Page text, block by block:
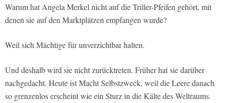
Warum hat Angela Merkel nicht auf die Triller-Pfeifen gehört, mit
denen sie auf den Marktplätzen empfangen wurde?
Weil sich Mächtige für unverzichtbar halten.
Und deshalb wird sie nicht zurücktreten. Früher hat sie darüber
nachgedacht. Heute ist Macht Selbstzweck, weil die Leere danach
so grenzenlos erscheint wie ein Sturz in die Kälte des Weltraums.